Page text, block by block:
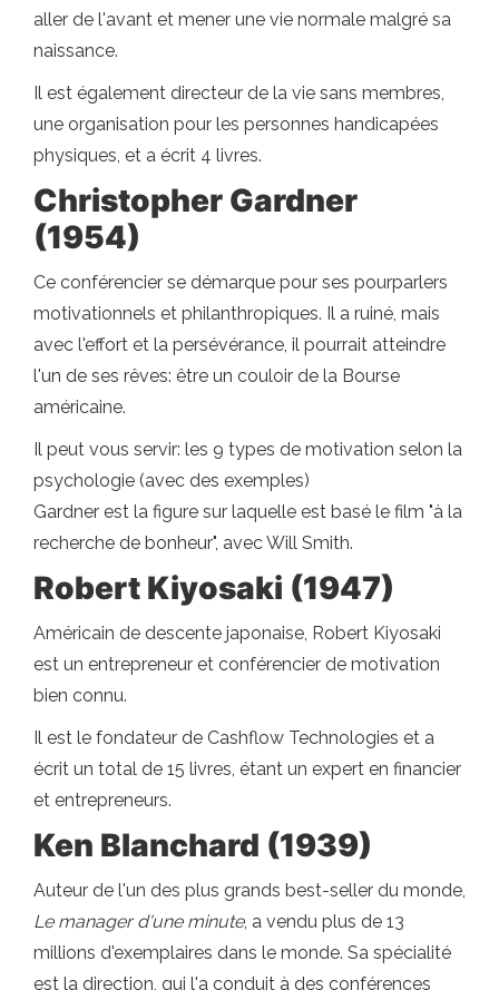
aller de l'avant et mener une vie normale malgré sa
naissance.
Il est également directeur de la vie sans membres,
une organisation pour les personnes handicapées
physiques, et a écrit 4 livres.
Christopher Gardner
(1954)
Ce conférencier se démarque pour ses pourparlers
motivationnels et philanthropiques. Il a ruiné, mais
avec l'effort et la persévérance, il pourrait atteindre
l'un de ses rêves: être un couloir de la Bourse
américaine.
Il peut vous servir: les 9 types de motivation selon la
psychologie (avec des exemples)
Gardner est la figure sur laquelle est basé le film "à la
recherche de bonheur", avec Will Smith.
Robert Kiyosaki (1947)
Américain de descente japonaise, Robert Kiyosaki
est un entrepreneur et conférencier de motivation
bien connu.
Il est le fondateur de Cashflow Technologies et a
écrit un total de 15 livres, étant un expert en financier
et entrepreneurs.
Ken Blanchard (1939)
Auteur de l'un des plus grands best-seller du monde,
Le manager d'une minute, a vendu plus de 13
millions d'exemplaires dans le monde. Sa spécialité
est la direction, qui l'a conduit à des conférences